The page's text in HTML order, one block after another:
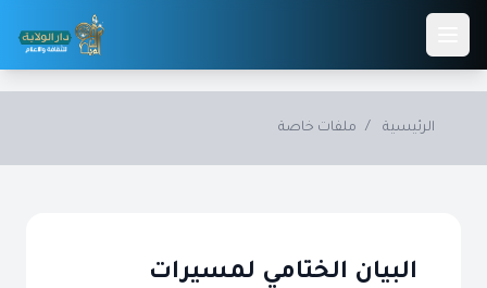
Skip to main content
الرئيسية / ملفات خاصة
البيان الختامي لمسيرات